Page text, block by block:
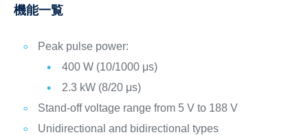
機能一覧
Peak pulse power:
400 W (10/1000 μs)
2.3 kW (8/20 μs)
Stand-off voltage range from 5 V to 188 V
Unidirectional and bidirectional types